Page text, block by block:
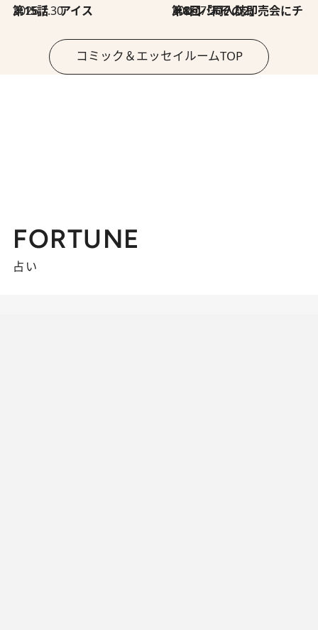
2026.7.30
第15話 アイス 2026.7.30
第8回「同人誌即売会にチャレンジ その2」
コミック＆エッセイルームTOP
FORTUNE
占い